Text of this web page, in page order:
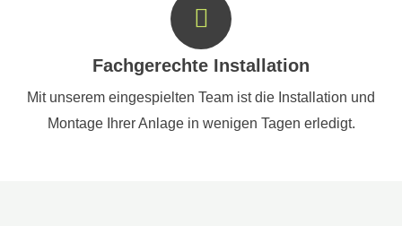
Fachgerechte Installation
Mit unserem eingespielten Team ist die Installation und
Montage Ihrer Anlage in wenigen Tagen erledigt.